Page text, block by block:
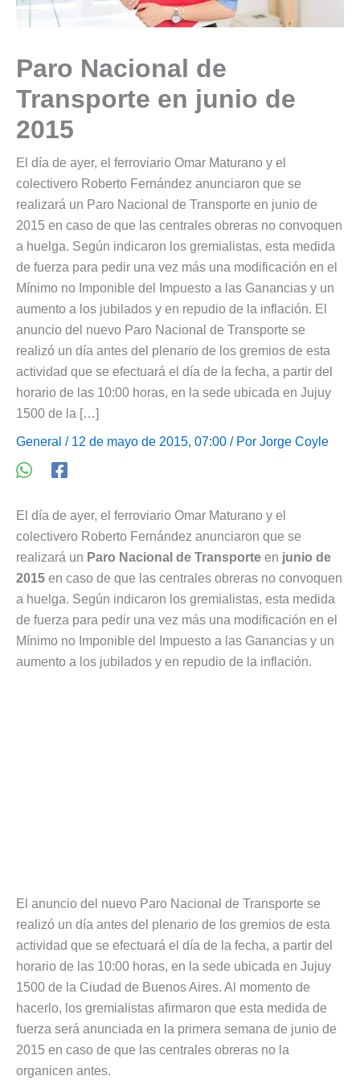
Paro Nacional de
Transporte en junio de
2015
El día de ayer, el ferroviario Omar Maturano y el
colectivero Roberto Fernández anunciaron que se
realizará un Paro Nacional de Transporte en junio de
2015 en caso de que las centrales obreras no convoquen
a huelga. Según indicaron los gremialistas, esta medida
de fuerza para pedir una vez más una modificación en el
Mínimo no Imponible del Impuesto a las Ganancias y un
aumento a los jubilados y en repudio de la inflación. El
anuncio del nuevo Paro Nacional de Transporte se
realizó un día antes del plenario de los gremios de esta
actividad que se efectuará el día de la fecha, a partir del
horario de las 10:00 horas, en la sede ubicada en Jujuy
1500 de la […]
General / 12 de mayo de 2015, 07:00 / Por Jorge Coyle
El día de ayer, el ferroviario Omar Maturano y el
colectivero Roberto Fernández anunciaron que se
realizará un Paro Nacional de Transporte en junio de
2015 en caso de que las centrales obreras no convoquen
a huelga. Según indicaron los gremialistas, esta medida
de fuerza para pedir una vez más una modificación en el
Mínimo no Imponible del Impuesto a las Ganancias y un
aumento a los jubilados y en repudio de la inflación.
El anuncio del nuevo Paro Nacional de Transporte se
realizó un día antes del plenario de los gremios de esta
actividad que se efectuará el día de la fecha, a partir del
horario de las 10:00 horas, en la sede ubicada en Jujuy
1500 de la Ciudad de Buenos Aires. Al momento de
hacerlo, los gremialistas afirmaron que esta medida de
fuerza será anunciada en la primera semana de junio de
2015 en caso de que las centrales obreras no la
organicen antes.